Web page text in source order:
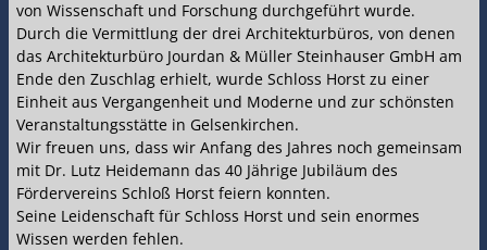
von Wissenschaft und Forschung durchgeführt wurde.
Durch die Vermittlung der drei Architekturbüros, von denen
das Architekturbüro Jourdan & Müller Steinhauser GmbH am
Ende den Zuschlag erhielt, wurde Schloss Horst zu einer
Einheit aus Vergangenheit und Moderne und zur schönsten
Veranstaltungsstätte in Gelsenkirchen.
Wir freuen uns, dass wir Anfang des Jahres noch gemeinsam
mit Dr. Lutz Heidemann das 40 Jährige Jubiläum des
Fördervereins Schloß Horst feiern konnten.
Seine Leidenschaft für Schloss Horst und sein enormes
Wissen werden fehlen.